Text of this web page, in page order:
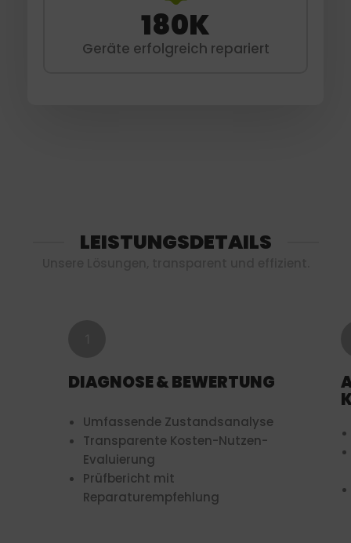
Geräte erfolgreich repariert
180K
LEISTUNGSDETAILS
DIAGNOSE & BEWERTUNG
Umfassende Zustandsanalyse
Transparente Kosten-Nutzen-
Evaluierung
Prüfbericht mit
Reparaturempfehlung